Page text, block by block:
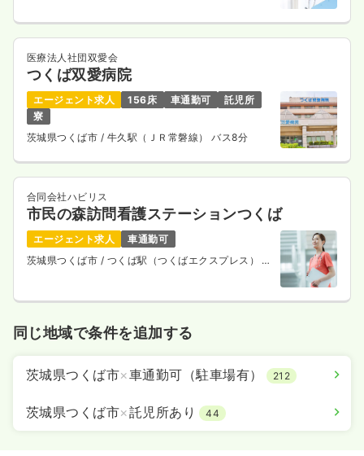
医療法人社団双愛会
つくば双愛病院
エージェント求人 156床 車通勤可
託児所
寮
茨城県つくば市 / 牛久駅（ＪＲ常磐線） バス8分
合同会社ハビリス
市民の森訪問看護ステーションつくば
エージェント求人
車通勤可
茨城県つくば市 / つくば駅（つくばエクスプレス） 徒
同じ地域で条件を追加する
茨城県つくば市×車通勤可（駐車場有） 212
茨城県つくば市×託児所あり 44